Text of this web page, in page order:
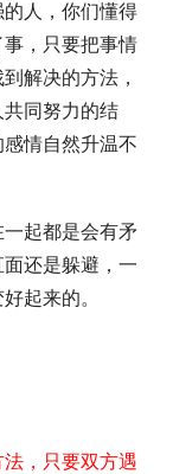
人，你们懂得
，只要把事情
解决的方法，
同努力的结
情自然升温不
起都是会有矛
还是躲避，一
起来的。
，只要双方遇